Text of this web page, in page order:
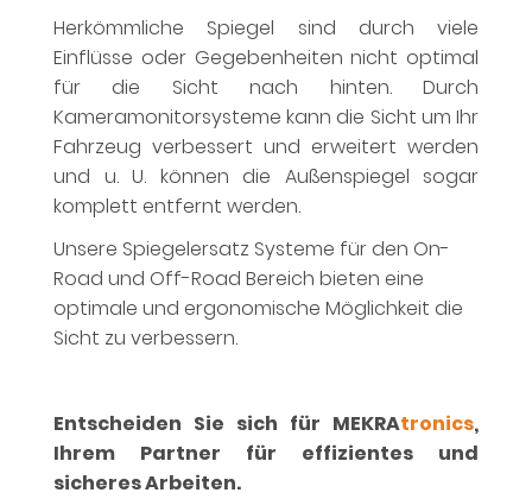
Herkömmliche Spiegel sind durch viele
Einflüsse oder Gegebenheiten nicht optimal
für die Sicht nach hinten. Durch
Kameramonitorsysteme kann die Sicht um Ihr
Fahrzeug verbessert und erweitert werden
und u. U. können die Außenspiegel sogar
komplett entfernt werden.
Unsere Spiegelersatz Systeme für den On-
Road und Off-Road Bereich bieten eine
optimale und ergonomische Möglichkeit die
Sicht zu verbessern.
Entscheiden Sie sich für MEKRAtronics,
Ihrem Partner für effizientes und
sicheres Arbeiten.